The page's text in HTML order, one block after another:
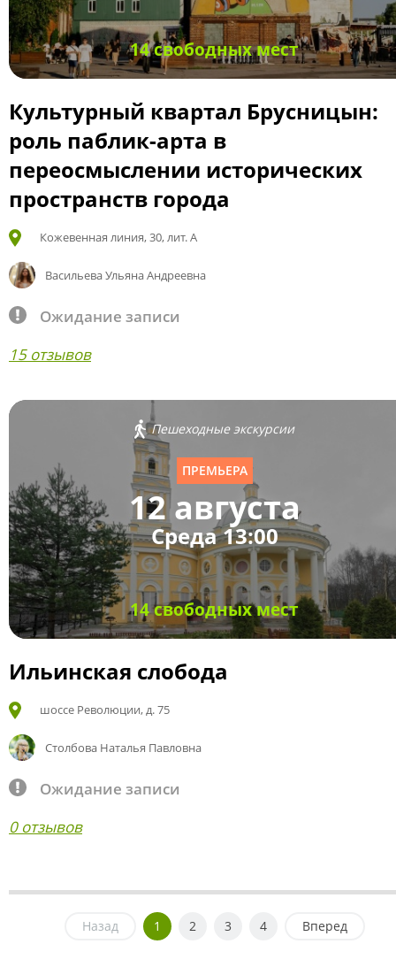
14 свободных мест
Культурный квартал Брусницын:
роль паблик-арта в
переосмыслении исторических
пространств города
Кожевенная линия, 30, лит. А
Васильева Ульяна Андреевна
Ожидание записи
15 отзывов
Пешеходные экскурсии
ПРЕМЬЕРА
12 августа
Среда 13:00
14 свободных мест
Ильинская слобода
шоссе Революции, д. 75
Столбова Наталья Павловна
Ожидание записи
0 отзывов
Назад 1 2 3 4 Вперед